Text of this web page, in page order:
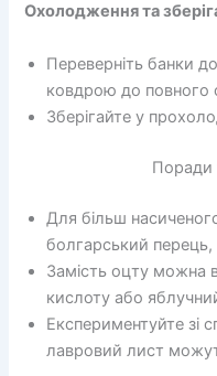
Охолодження та
Переверніть банки
ковдрою до повного
Зберігайте у
Поради
Для більш
болгарський
Замість оцту можна
кислоту або
Експериментуйте зі
лавровий лист